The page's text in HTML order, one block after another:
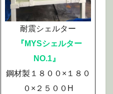
耐震シェルター
『MYSシェルター
NO.1』
鋼材製１８００×１８０
０×２５００H